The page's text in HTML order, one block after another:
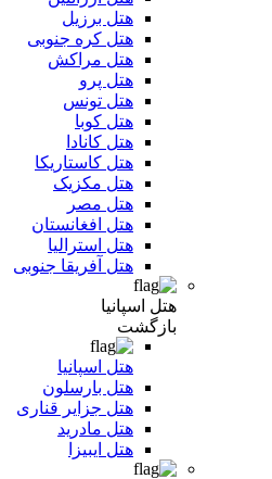
هتل برزیل
هتل کره جنوبی
هتل مراکش
هتل پرو
هتل تونس
هتل کوبا
هتل کانادا
هتل کاستاریکا
هتل مکزیک
هتل مصر
هتل افغانستان
هتل استرالیا
هتل آفریقا جنوبی
هتل اسپانیا
بازگشت
هتل اسپانیا
هتل بارسلون
هتل جزایر قناری
هتل مادرید
هتل ایبیزا